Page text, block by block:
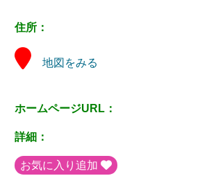
住所：
地図をみる
ホームページURL：
詳細：
お気に入り追加